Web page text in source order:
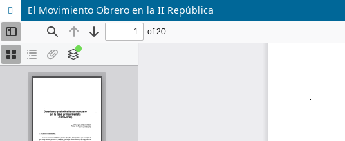
El Movimiento Obrero en la II República